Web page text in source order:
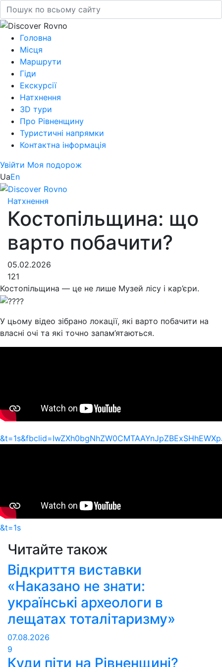
Головна
Місця
Маршрути
Гіди
Екскурсії
Натхнення
3D тури
Про Рівненщину
Туристичні напрямки
Контактна інформація
Увійти Моя подорож
UaEn
Натхнення
Костопільщина: що
варто побачити?
05.02.2026
121
Костопільщина — це не лише Музей лісу і кар’єри.
У цьому відео зібрано локації, які варто побачити на
власні очі та які точно запам’ятаються.
&t=1s
Читайте також
Відкриття виставки
«Наказано не знати:
українські археологи в
лещатах тоталітаризму»
07.08.2026
9
Куди піти на Рівненщині?